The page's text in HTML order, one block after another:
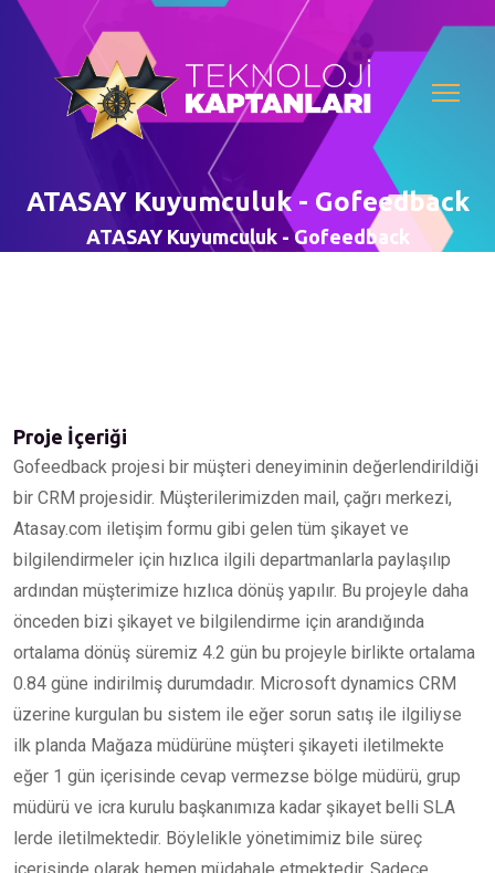
ATASAY Kuyumculuk - Gofeedback
ATASAY Kuyumculuk - Gofeedback
Proje İçeriği
Gofeedback projesi bir müşteri deneyiminin değerlendirildiği
bir CRM projesidir. Müşterilerimizden mail, çağrı merkezi,
Atasay.com iletişim formu gibi gelen tüm şikayet ve
bilgilendirmeler için hızlıca ilgili departmanlarla paylaşılıp
ardından müşterimize hızlıca dönüş yapılır. Bu projeyle daha
önceden bizi şikayet ve bilgilendirme için arandığında
ortalama dönüş süremiz 4.2 gün bu projeyle birlikte ortalama
0.84 güne indirilmiş durumdadır. Microsoft dynamics CRM
üzerine kurgulan bu sistem ile eğer sorun satış ile ilgiliyse
ilk planda Mağaza müdürüne müşteri şikayeti iletilmekte
eğer 1 gün içerisinde cevap vermezse bölge müdürü, grup
müdürü ve icra kurulu başkanımıza kadar şikayet belli SLA
lerde iletilmektedir. Böylelikle yönetimimiz bile süreç